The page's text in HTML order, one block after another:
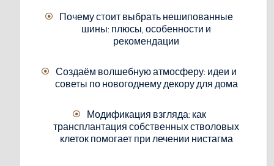
Почему стоит выбрать нешипованные
шины: плюсы, особенности и
рекомендации
Создаём волшебную атмосферу: идеи и
советы по новогоднему декору для дома
Модификация взгляда: как
трансплантация собственных стволовых
клеток помогает при лечении нистагма